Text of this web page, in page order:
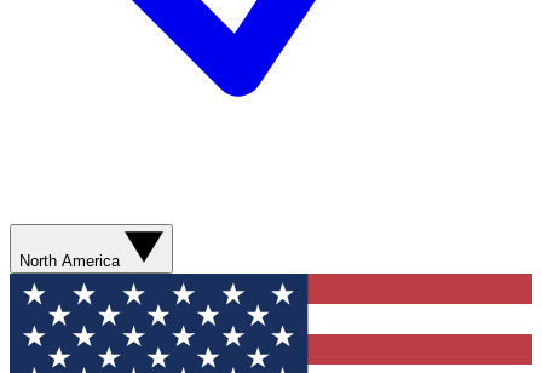
North America